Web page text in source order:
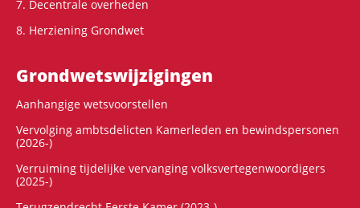
7. Decentrale overheden
8. Herziening Grondwet
Grondwets­wijzigingen
Aanhangige wetsvoorstellen
Vervolging ambtsdelicten Kamerleden en bewindspersonen
(2026-)
Verruiming tijdelijke vervanging volksvertegenwoordigers
(2025-)